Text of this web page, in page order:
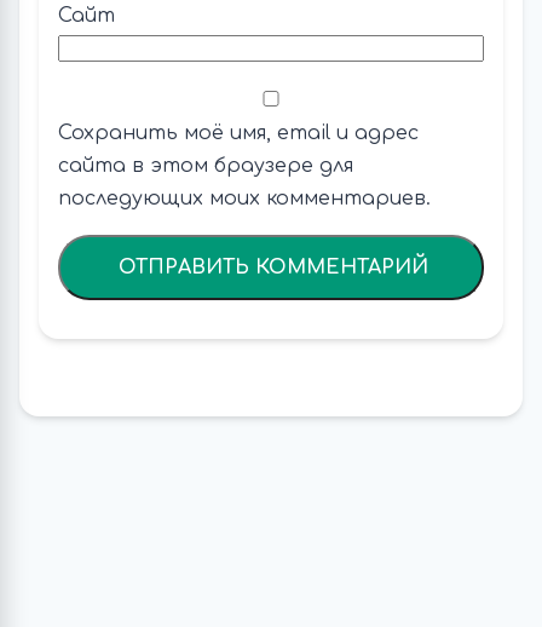
Сайт
Сохранить моё имя, email и адрес
сайта в этом браузере для
последующих моих комментариев.